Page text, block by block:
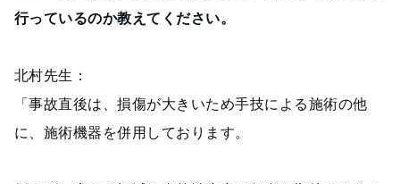
行っているのか教えてください。
北村先生：
「事故直後は、損傷が大きいため手技による施術の他
に、施術機器を併用しております。